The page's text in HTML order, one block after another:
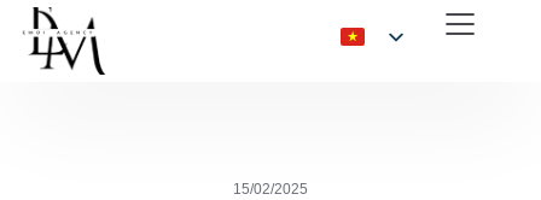
15/02/2025